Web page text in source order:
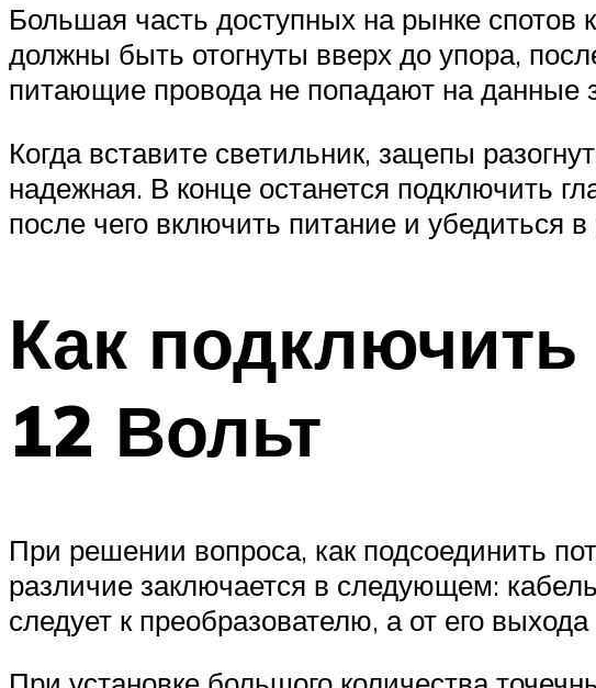
Большая часть доступных на рынке
должны быть отогнуты вверх до упора,
питающие провода не попадают на данные
Когда вставите светильник, зацепы
надежная. В конце останется подключить
после чего включить питание и убедиться
Как
12 Вольт
При решении вопроса, как подсоединить
различие заключается в следующем:
следует к преобразователю, а от его